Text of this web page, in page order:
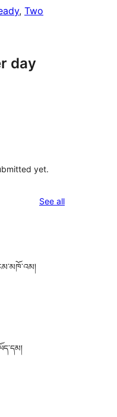
, Two
day
yet.
See allreviews